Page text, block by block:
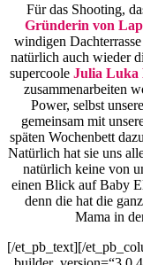
Für das Shooting,
Gründerin von
windigen
natürlich auch wieder
supercoole Julia Luka
zusammenarbeiten
Power, selbst
gemeinsam mit
späten Wochenbett
Natürlich hat sie uns
natürlich keine von
einen Blick auf Baby
denn die hat die
Mama in
[/et_pb_text][/